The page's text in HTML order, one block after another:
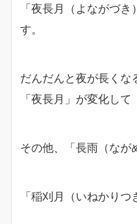
「夜長月（よながづ
す。
だんだんと夜が長くな
「夜長月」が変化して
その他、「長雨（なが
「稲刈月（いねかりつ